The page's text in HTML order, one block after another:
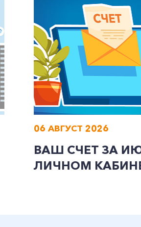
06 АВГУСТ 2026
ВАШ СЧЕТ ЗА
ЛИЧНОМ